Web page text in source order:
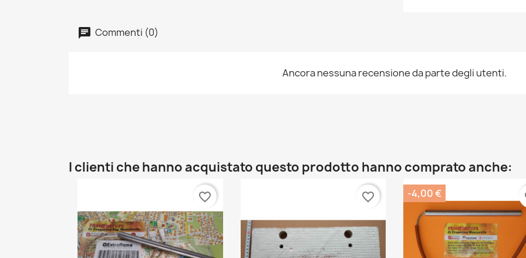
Commenti (0)
Ancora nessuna recensione da parte degli utenti.
I clienti che hanno acquistato questo prodotto hanno comprato anche:
favorite_border favorite_border -4,00 €